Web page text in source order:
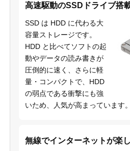
高速駆動のSSDドライブ搭
SSD は HDD に代わる大
容量ストレージです。
HDD と比べてソフトの起
動やデータの読み書きが
圧倒的に速く、さらに軽
量・コンパクトで、HDD
の弱点である衝撃にも強
いため、人気が高まっています。
無線でインターネットが楽